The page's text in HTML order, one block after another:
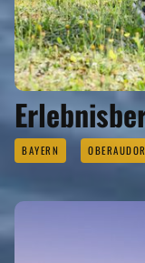
BAYERN